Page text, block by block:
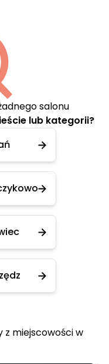
salonu
lub kategorii?
z miejscowości w